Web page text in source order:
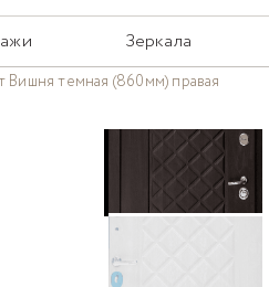
Зеркала
темная (860мм) правая